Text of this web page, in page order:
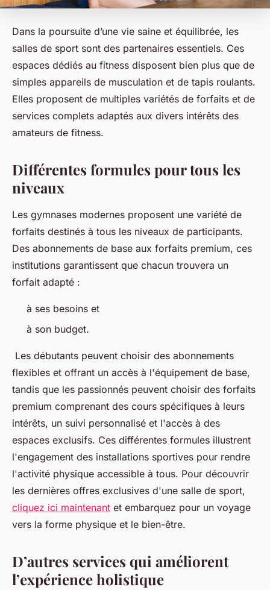
Dans la poursuite d’une vie saine et équilibrée, les
salles de sport sont des partenaires essentiels. Ces
espaces dédiés au fitness disposent bien plus que de
simples appareils de musculation et de tapis roulants.
Elles proposent de multiples variétés de forfaits et de
services complets adaptés aux divers intérêts des
amateurs de fitness.
Différentes formules pour tous les
niveaux
Les gymnases modernes proposent une variété de
forfaits destinés à tous les niveaux de participants.
Des abonnements de base aux forfaits premium, ces
institutions garantissent que chacun trouvera un
forfait adapté :
à ses besoins et
à son budget.
Les débutants peuvent choisir des abonnements
flexibles et offrant un accès à l'équipement de base,
tandis que les passionnés peuvent choisir des forfaits
premium comprenant des cours spécifiques à leurs
intérêts, un suivi personnalisé et l'accès à des
espaces exclusifs. Ces différentes formules illustrent
l'engagement des installations sportives pour rendre
l'activité physique accessible à tous. Pour découvrir
les dernières offres exclusives d'une salle de sport,
cliquez ici maintenant et embarquez pour un voyage
vers la forme physique et le bien-être.
D’autres services qui améliorent
l’expérience holistique